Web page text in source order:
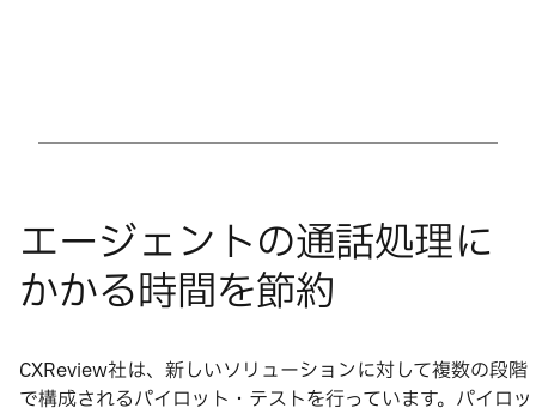
CXReview社は、新しいソリューションに対して複数の段階
で構成されるパイロット・テストを行っています。パイロッ